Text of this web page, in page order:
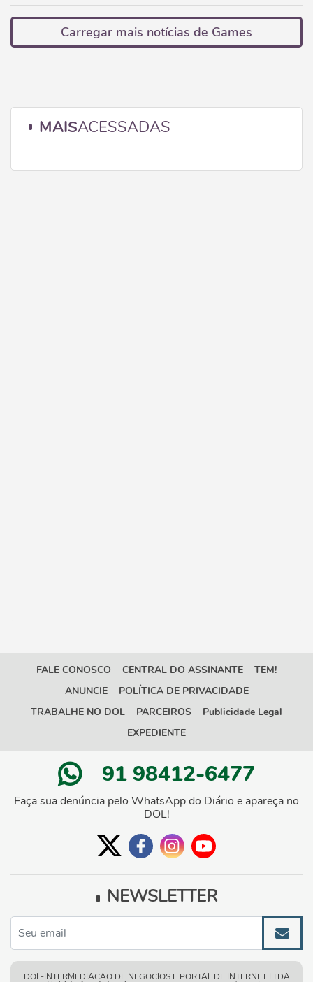
Carregar mais notícias de Games
MAISACESSADAS
FALE CONOSCO CENTRAL DO ASSINANTE
TEM!
ANUNCIE
POLÍTICA DE PRIVACIDADE
TRABALHE NO DOL
PARCEIROS
Publicidade Legal
EXPEDIENTE
91 98412-6477
Faça sua denúncia pelo WhatsApp do Diário e apareça no
DOL!
NEWSLETTER
DOL-INTERMEDIACAO DE NEGOCIOS E PORTAL DE INTERNET LTDA